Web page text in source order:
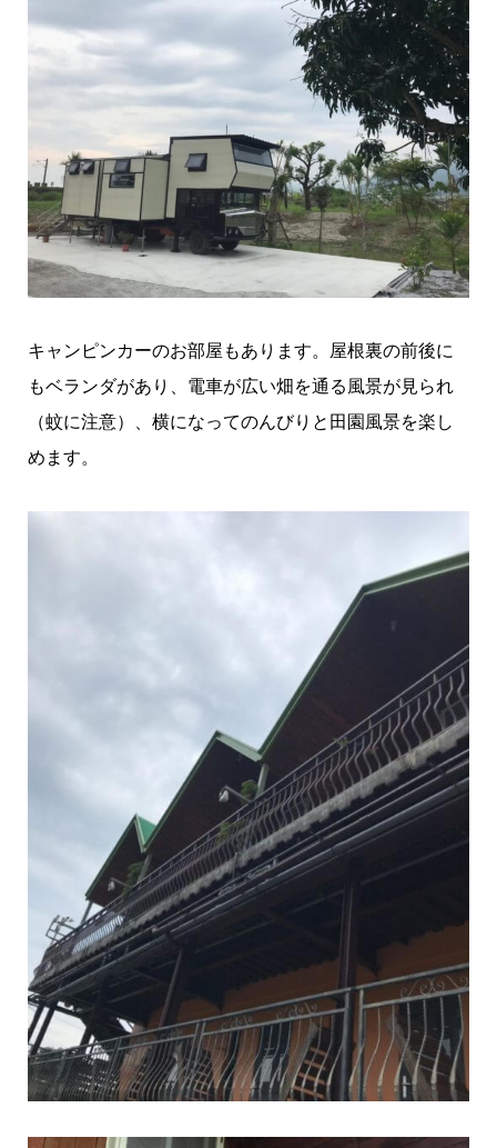
キャンピンカーのお部屋もあります。屋根裏の前後に
もベランダがあり、電車が広い畑を通る風景が見られ
（蚊に注意）、横になってのんびりと田園風景を楽し
めます。